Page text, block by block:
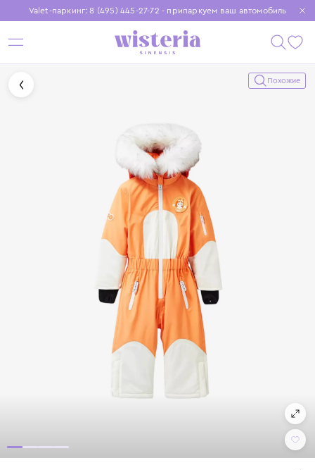
Valet-паркинг: 8 (495) 445-27-72 - припаркуем ваш автомобиль
Бесплатная доставка при заказе от 15 000 ₽
Установите приложение, чтобы покупки были еще удобнее
Похожие